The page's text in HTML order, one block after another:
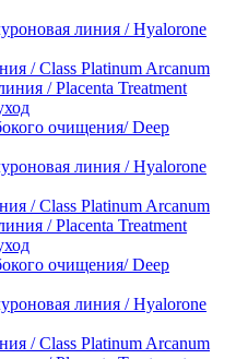
линия / Hyalorone
/ Class Platinum Arcanum
/ Placenta Treatment
очищения/ Deep
линия / Hyalorone
/ Class Platinum Arcanum
/ Placenta Treatment
очищения/ Deep
линия / Hyalorone
/ Class Platinum Arcanum